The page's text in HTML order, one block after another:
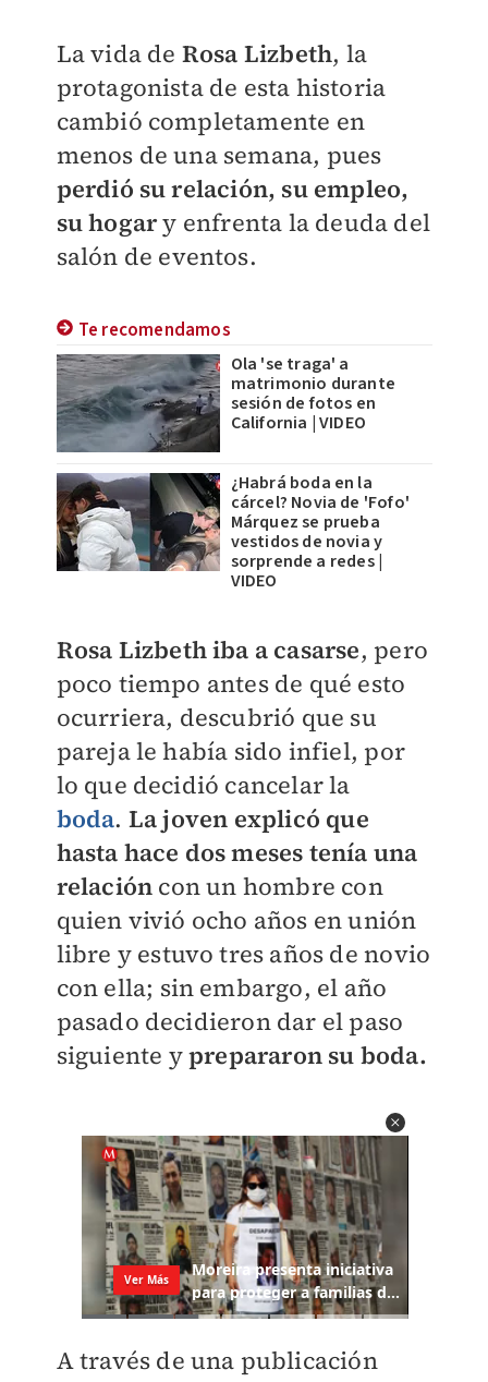
La vida de Rosa Lizbeth, la
protagonista de esta historia
cambió completamente en
menos de una semana, pues
perdió su relación, su empleo,
su hogary enfrenta la deuda del
salón de eventos.
Te recomendamos
Ola 'se traga' a
matrimonio durante
sesión de fotos en
California | VIDEO
¿Habrá boda en la
cárcel? Novia de 'Fofo'
Márquez se prueba
vestidos de novia y
sorprende a redes |
VIDEO
Rosa Lizbeth iba a casarse, pero
poco tiempo antes de qué esto
ocurriera, descubrió que su
pareja le había sido infiel, por
lo que decidió cancelar la
boda. La joven explicó que
hasta hace dos meses tenía una
relación con un hombre con
quien vivió ocho años en unión
libre y estuvo tres años de novio
con ella; sin embargo, el año
pasado decidieron dar el paso
siguiente yprepararon su boda.
A través de una publicación